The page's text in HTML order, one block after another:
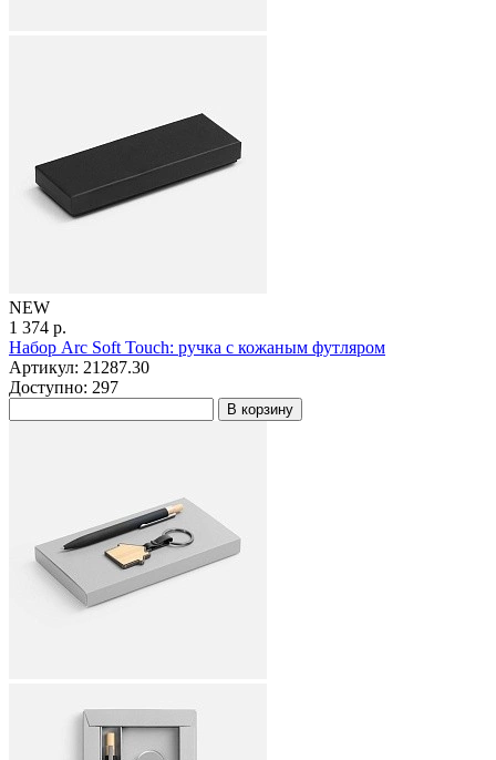
NEW
1 374 р.
Набор Arc Soft Touch: ручка с кожаным футляром
Артикул: 21287.30
Доступно: 297
В корзину